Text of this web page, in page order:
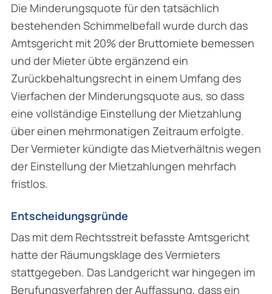
Die Minderungsquote für den tatsächlich
bestehenden Schimmelbefall wurde durch das
Amtsgericht mit 20% der Bruttomiete bemessen
und der Mieter übte ergänzend ein
Zurückbehaltungsrecht in einem Umfang des
Vierfachen der Minderungsquote aus, so dass
eine vollständige Einstellung der Mietzahlung
über einen mehrmonatigen Zeitraum erfolgte.
Der Vermieter kündigte das Mietverhältnis wegen
der Einstellung der Mietzahlungen mehrfach
fristlos.
Entscheidungsgründe
Das mit dem Rechtsstreit befasste Amtsgericht
hatte der Räumungsklage des Vermieters
stattgegeben. Das Landgericht war hingegen im
Berufungsverfahren der Auffassung, dass ein